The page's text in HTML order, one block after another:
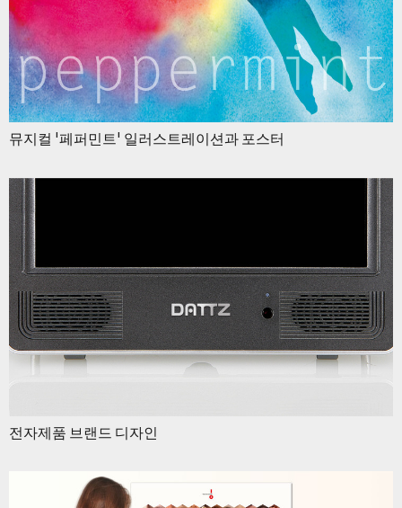
뮤지컬 '페퍼민트' 일러스트레이션과 포스터
전자제품 브랜드 디자인